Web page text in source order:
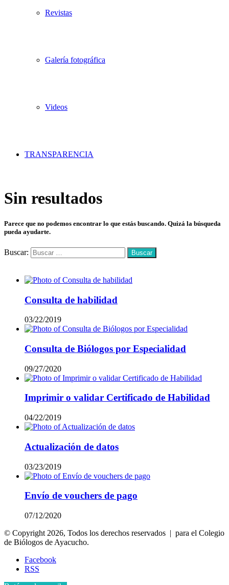
Revistas
Galería fotográfica
Videos
TRANSPARENCIA
Sin resultados
Parece que no podemos encontrar lo que estás buscando. Quizá la búsqueda
pueda ayudarte.
Buscar:
Consulta de habilidad
03/22/2019
Consulta de Biólogos por Especialidad
09/27/2020
Imprimir o validar Certificado de Habilidad
04/22/2019
Actualización de datos
03/23/2019
Envío de vouchers de pago
07/12/2020
© Copyright 2026, Todos los derechos reservados | para el Colegio
de Biólogos de Ayacucho.
Facebook
RSS